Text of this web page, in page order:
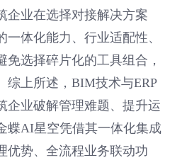
企业在选择对接解决方案
体化能力、行业适配性、
免选择碎片化的工具组合，
综上所述，BIM技术与ERP
企业破解管理难题、提升运
蝶AI星空凭借其一体化集成
优势、全流程业务联动功